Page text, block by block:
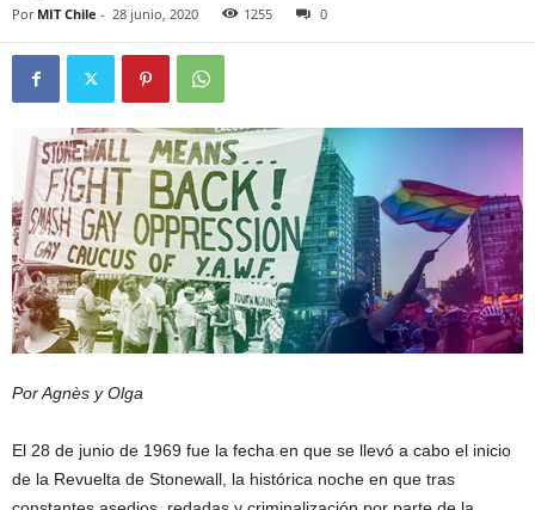
Por MIT Chile - 28 junio, 2020 1255 0
Por Agnès y Olga
El 28 de junio de 1969 fue la fecha en que se llevó a cabo el inicio
de la Revuelta de Stonewall, la histórica noche en que tras